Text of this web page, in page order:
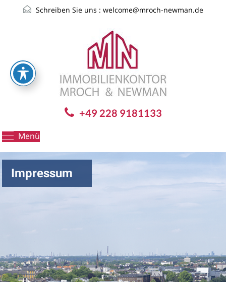
Schreiben Sie uns : welcome@mroch-newman.de
+49 228 9181133
Menü
Impressum